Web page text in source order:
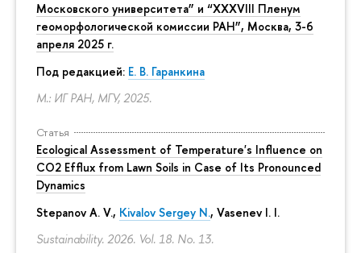
Московского университета” и “XXXVIII Пленум
геоморфологической комиссии РАН”, Москва, 3-6
апреля 2025 г.
Под редакцией: Е. В. Гаранкина
М.: ИГ РАН, МГУ, 2025.
Статья
Ecological Assessment of Temperature's Influence on
CO2 Efflux from Lawn Soils in Case of Its Pronounced
Dynamics
Stepanov A. V., Kivalov Sergey N., Vasenev I. I.
Sustainability. 2026. Vol. 18. No. 13.